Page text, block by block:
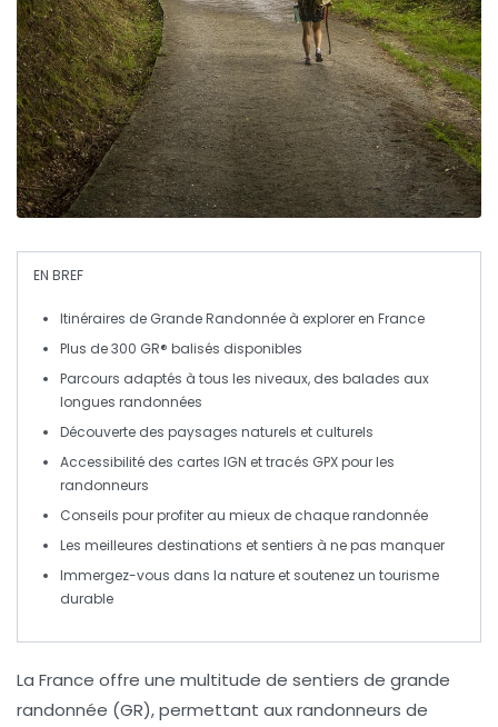
EN BREF
Itinéraires de Grande Randonnée à explorer en France
Plus de300 GR® balisés disponibles
Parcours adaptés à tous les niveaux, des balades aux
longues randonnées
Découverte des paysages naturels et culturels
Accessibilité des cartes IGN et tracés GPX pour les
randonneurs
Conseils pour profiter au mieux de chaquerandonnée
Les meilleures destinations et sentiers à ne pas manquer
Immergez-vous dans la nature et soutenez un tourisme
durable
La France offre une multitude de sentiers de grande
randonnée (GR), permettant aux randonneurs de